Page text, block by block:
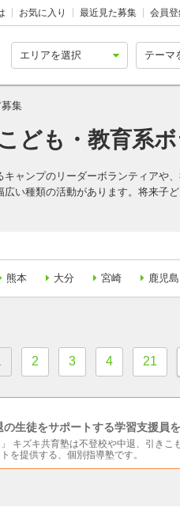
お気に入り 最近見た募集 会員
集
ども・教育系
ャンプのリーダーボランティアや
い種類の活動があります。将来子
熊本 大分 宮崎 鹿児島
2 3 4 21
の生徒をサポートする学習支援員
キズキ共育塾は不登校や中退、引き
を提供する、個別指導塾です。